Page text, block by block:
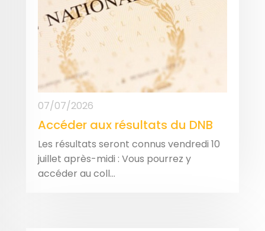
07/07/2026
Accéder aux résultats du DNB
Les résultats seront connus vendredi 10
juillet après-midi : Vous pourrez y
accéder au coll...